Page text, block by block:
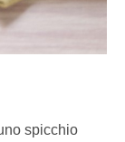
spicchio